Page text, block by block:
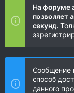
На форуме
позволяет
секунд.
Сообщение
способ
данного